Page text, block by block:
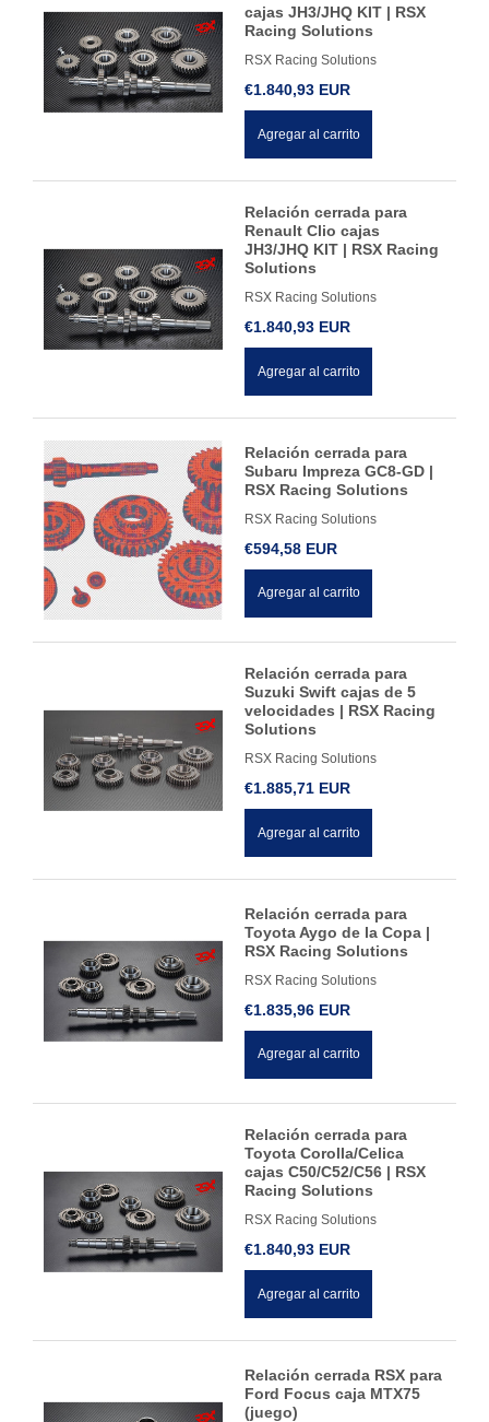
cajas JH3/JHQ KIT | RSX
Racing Solutions
RSX Racing Solutions
€1.840,93 EUR
Agregar al carrito
Relación cerrada para
Renault Clio cajas
JH3/JHQ KIT | RSX Racing
Solutions
RSX Racing Solutions
€1.840,93 EUR
Agregar al carrito
Relación cerrada para
Subaru Impreza GC8-GD |
RSX Racing Solutions
RSX Racing Solutions
€594,58 EUR
Agregar al carrito
Relación cerrada para
Suzuki Swift cajas de 5
velocidades | RSX Racing
Solutions
RSX Racing Solutions
€1.885,71 EUR
Agregar al carrito
Relación cerrada para
Toyota Aygo de la Copa |
RSX Racing Solutions
RSX Racing Solutions
€1.835,96 EUR
Agregar al carrito
Relación cerrada para
Toyota Corolla/Celica
cajas C50/C52/C56 | RSX
Racing Solutions
RSX Racing Solutions
€1.840,93 EUR
Agregar al carrito
Relación cerrada RSX para
Ford Focus caja MTX75
(juego)